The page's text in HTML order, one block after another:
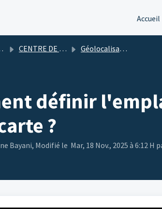
Accueil
CENTRE DE RESSOURCES NUMÉRIQUES Géolocalisation des images
définir
?
Bayani, Modifié le Mar, 18 Nov., 2025 à 6:12 H